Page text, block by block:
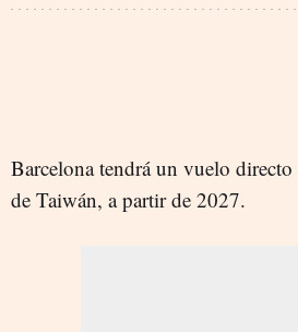
Barcelona tendrá un vuelo directo
de Taiwán, a partir de 2027.